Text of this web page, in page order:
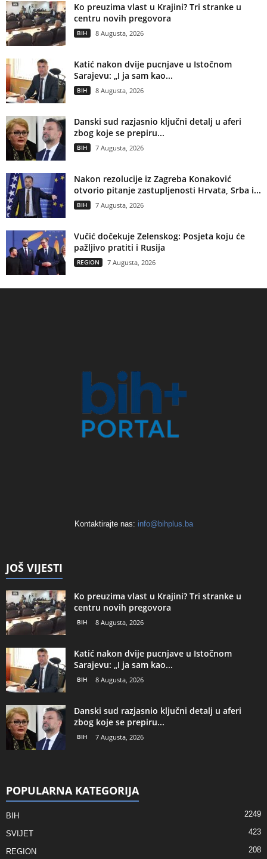
Ko preuzima vlast u Krajini? Tri stranke u
centru novih pregovora
BIH 8 Augusta, 2026
Katić nakon dvije pucnjave u Istočnom
Sarajevu: „I ja sam kao...
BIH 8 Augusta, 2026
Danski sud razjasnio ključni detalj u aferi
zbog koje se prepiru...
BIH 7 Augusta, 2026
Nakon rezolucije iz Zagreba Konaković
otvorio pitanje zastupljenosti Hrvata, Srba i...
BIH 7 Augusta, 2026
Vučić dočekuje Zelenskog: Posjeta koju će
pažljivo pratiti i Rusija
REGION 7 Augusta, 2026
Kontaktirajte nas: info@bihplus.ba
JOŠ VIJESTI
Ko preuzima vlast u Krajini? Tri stranke u
centru novih pregovora
BIH 8 Augusta, 2026
Katić nakon dvije pucnjave u Istočnom
Sarajevu: „I ja sam kao...
BIH 8 Augusta, 2026
Danski sud razjasnio ključni detalj u aferi
zbog koje se prepiru...
BIH 7 Augusta, 2026
POPULARNA KATEGORIJA
BIH 2249
SVIJET 423
REGION 208